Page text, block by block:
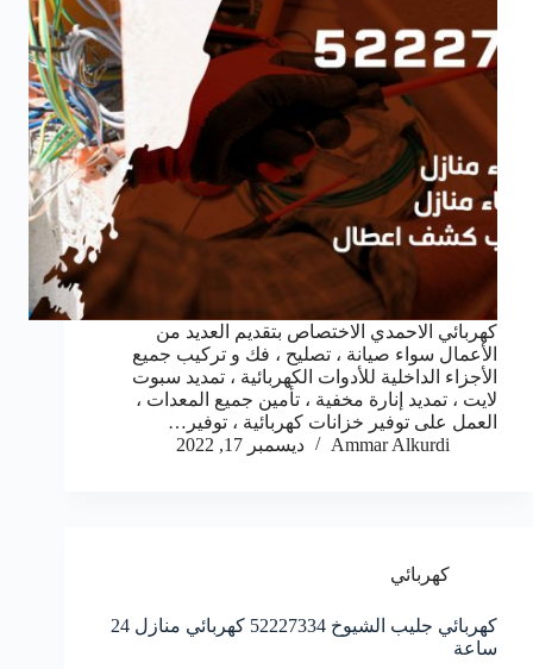
كهربائي الاحمدي الاختصاص بتقديم العديد من
الأعمال سواء صيانة ، تصليح ، فك و تركيب جميع
الأجزاء الداخلية للأدوات الكهربائية ، تمديد سبوت
لايت ، تمديد إنارة مخفية ، تأمين جميع المعدات ،
العمل على توفير خزانات كهربائية ، توفير…
Ammar Alkurdi
ديسمبر 17, 2022
كهربائي
كهربائي جليب الشيوخ 52227334 كهربائي منازل 24
ساعة